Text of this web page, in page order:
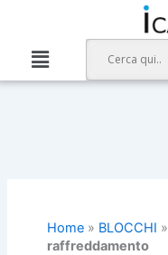
contenuto
Home» BLOCCHI »
raffreddamento